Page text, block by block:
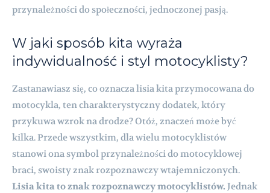
przynależności do społeczności, jednoczonej pasją.
W jaki sposób kita wyraża
indywidualność i styl motocyklisty?
Zastanawiasz się, co oznacza lisia kita przymocowana do
motocykla, ten charakterystyczny dodatek, który
przykuwa wzrok na drodze? Otóż, znaczeń może być
kilka. Przede wszystkim, dla wielu motocyklistów
stanowi ona symbol przynależności do motocyklowej
braci, swoisty znak rozpoznawczy wtajemniczonych.
Lisia kita to znak rozpoznawczy motocyklistów. Jednak